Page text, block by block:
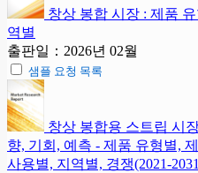
창상 봉합 시장 : 제품
역별
출판일：2026년 02월
샘플 요청 목록
창상 봉합용 스트립 시
향, 기회, 예측 - 제품 유형별,
사용별, 지역별, 경쟁(2021-